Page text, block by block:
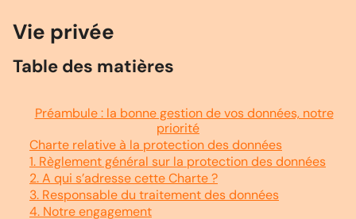
Vie privée
Table des matières
Préambule : la bonne gestion de vos données, notre
priorité
Charte relative à la protection des données
1. Règlement général sur la protection des données
2. A qui s’adresse cette Charte ?
3. Responsable du traitement des données
4. Notre engagement